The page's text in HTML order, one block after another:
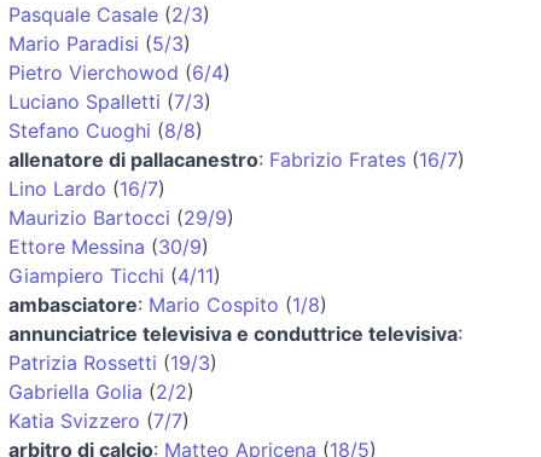
Pasquale Casale (2/3)
Mario Paradisi (5/3)
Pietro Vierchowod (6/4)
Luciano Spalletti (7/3)
Stefano Cuoghi (8/8)
allenatore di pallacanestro: Fabrizio Frates (16/7)
Lino Lardo (16/7)
Maurizio Bartocci (29/9)
Ettore Messina (30/9)
Giampiero Ticchi (4/11)
ambasciatore: Mario Cospito (1/8)
annunciatrice televisiva e conduttrice televisiva:
Patrizia Rossetti (19/3)
Gabriella Golia (2/2)
Katia Svizzero (7/7)
arbitro di calcio: Matteo Apricena (18/5)